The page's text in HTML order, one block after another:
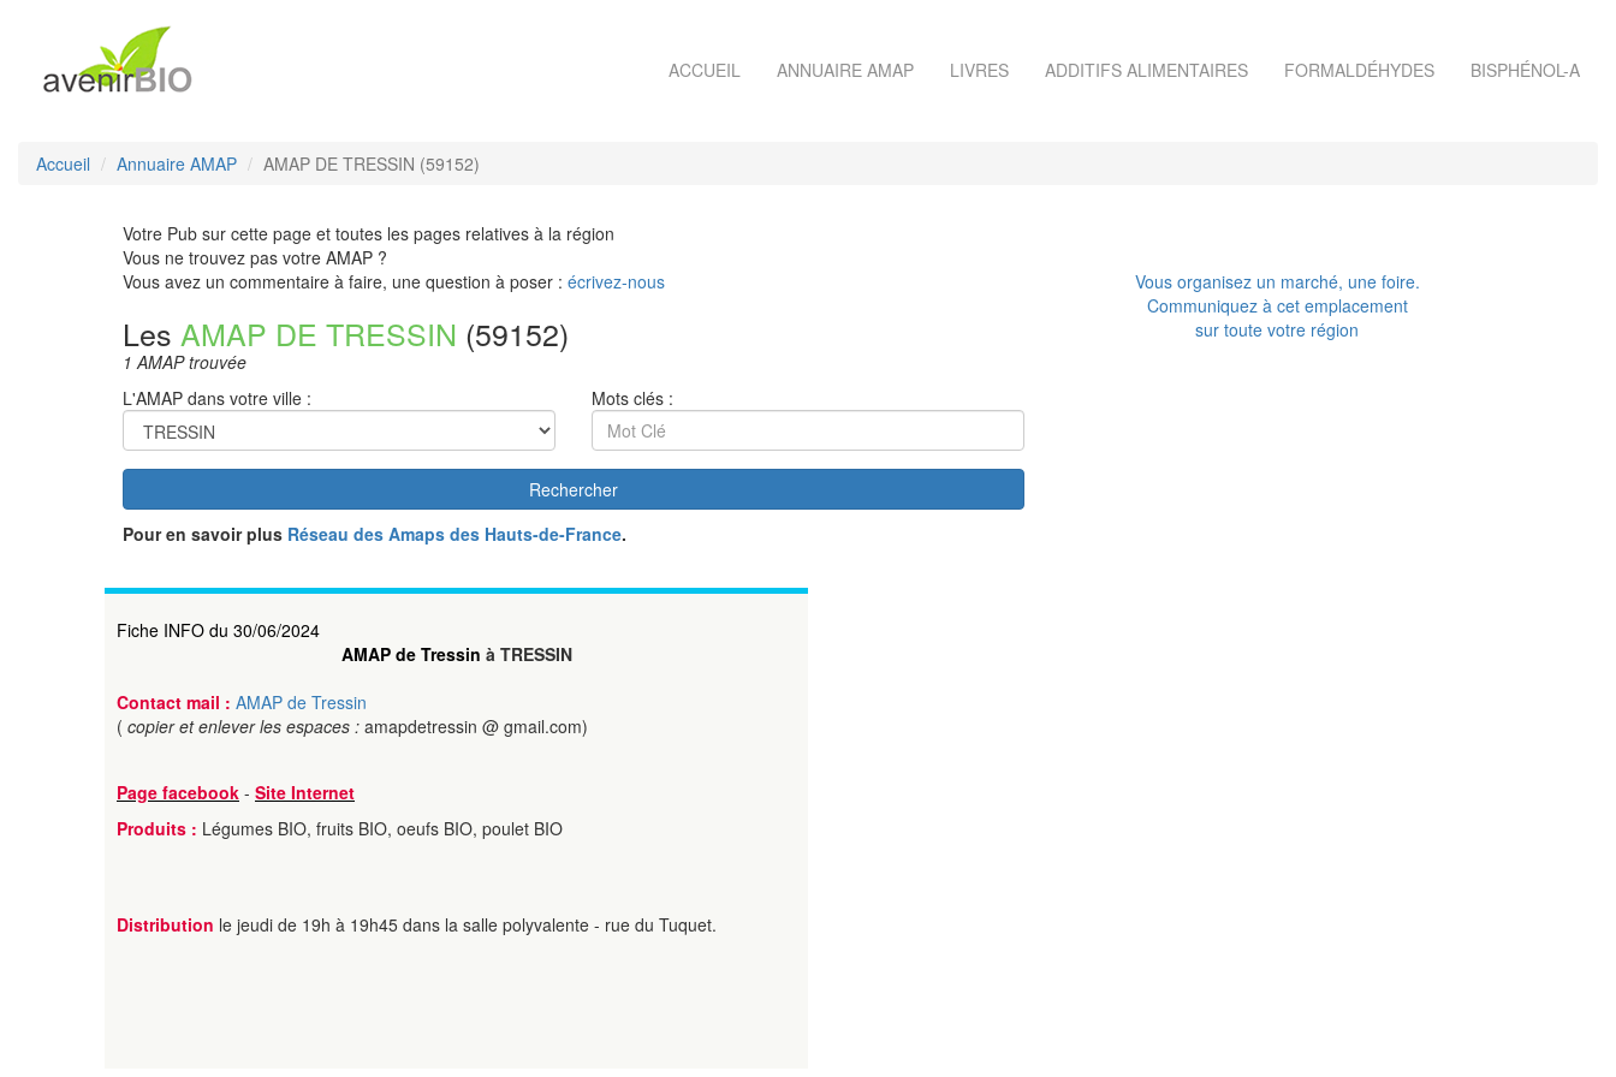
ACCUEIL ANNUAIRE AMAP LIVRES ADDITIFS ALIMENTAIRES FORMALDÉHYDES BISPHÉNOL-A
Accueil Annuaire AMAP AMAP DE TRESSIN (59152)
Votre Pub sur cette page et toutes les pages relatives à la région
Vous ne trouvez pas votre AMAP ?
Vous avez un commentaire à faire, une question à poser : écrivez-nous
Les AMAP DE TRESSIN (59152)
1 AMAP trouvée
L'AMAP dans votre ville :
Mots clés :
Rechercher
Pour en savoir plus Réseau des Amaps des Hauts-de-France.
Vous organisez un marché, une foire.
Communiquez à cet emplacement
sur toute votre région
Fiche INFO du 30/06/2024
AMAP de Tressin à TRESSIN
Contact mail : AMAP de Tressin
( copier et enlever les espaces : amapdetressin @ gmail.com)
Page facebook - Site Internet
Produits : Légumes BIO, fruits BIO, oeufs BIO, poulet BIO
Distribution le jeudi de 19h à 19h45 dans la salle polyvalente - rue du Tuquet.